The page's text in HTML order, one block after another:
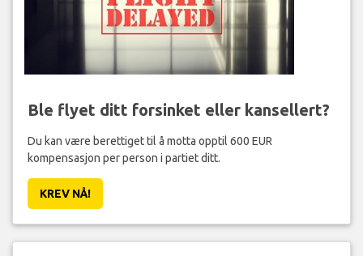
Ble flyet ditt forsinket eller kansellert?
Du kan være berettiget til å motta opptil 600 EUR
kompensasjon per person i partiet ditt.
KREV NÅ!